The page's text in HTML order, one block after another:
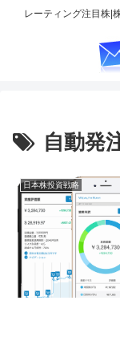
レーティング注目株|
自動発
日本株投資戦略